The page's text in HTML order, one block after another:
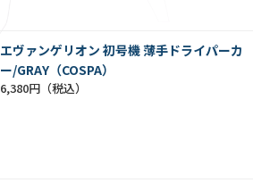
エヴァンゲリオン 初号機 薄手ドライパーカ
ー/GRAY（COSPA）
6,380円